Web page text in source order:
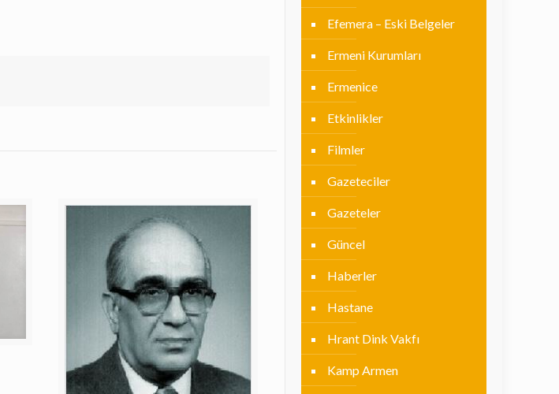
Efemera – Eski Belgeler
Ermeni Kurumları
Ermenice
Etkinlikler
Filmler
Gazeteciler
Gazeteler
Güncel
Haberler
Hastane
Hrant Dink Vakfı
Kamp Armen